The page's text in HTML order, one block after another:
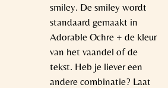
smiley. De smiley wordt
standaard gemaakt in
Adorable Ochre + de kleur
van het vaandel of de
tekst. Heb je liever een
andere combinatie? Laat